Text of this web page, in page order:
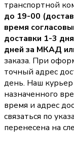
транспортной
до 19-00
время
доставки 1-3
дней за МКАД
заказа. При
точный адрес
день. Наш курьер
назначенного
время и адрес
связаться по
перенесена на